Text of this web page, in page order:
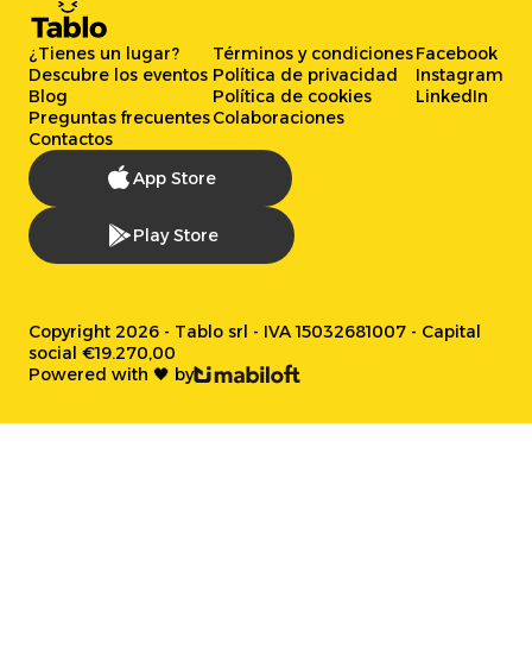
¿Tienes un lugar?
Descubre los eventos
Blog
Preguntas frecuentes
Contactos
Términos y condiciones
Política de privacidad
Política de cookies
Colaboraciones
Facebook
Instagram
LinkedIn
App Store
Play Store
Copyright 2026 - Tablo srl - IVA 15032681007 - Capital
social €19.270,00
Powered with 🖤 by